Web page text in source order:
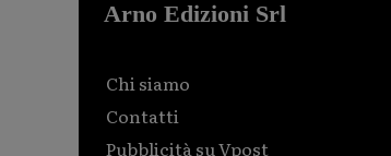
Arno Edizioni Srl
Chi siamo
Contatti
Pubblicità su Vpost